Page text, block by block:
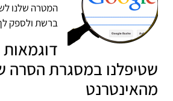
המטרה שלנו
ברשת ולספק
שטיפלנו במסגרת הסרה
מהאינטרנט